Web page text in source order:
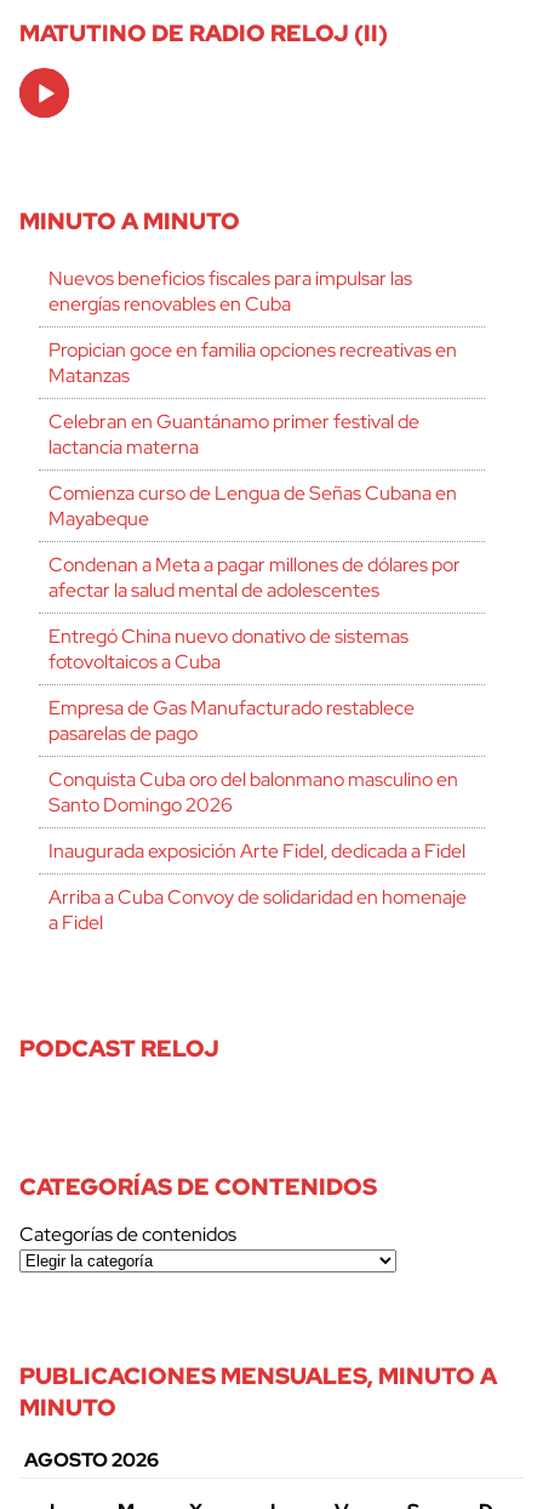
MATUTINO DE RADIO RELOJ (II)
Audio
Player
MINUTO A MINUTO
Nuevos beneficios fiscales para impulsar las
energías renovables en Cuba
Propician goce en familia opciones recreativas en
Matanzas
Celebran en Guantánamo primer festival de
lactancia materna
Comienza curso de Lengua de Señas Cubana en
Mayabeque
Condenan a Meta a pagar millones de dólares por
afectar la salud mental de adolescentes
Entregó China nuevo donativo de sistemas
fotovoltaicos a Cuba
Empresa de Gas Manufacturado restablece
pasarelas de pago
Conquista Cuba oro del balonmano masculino en
Santo Domingo 2026
Inaugurada exposición Arte Fidel, dedicada a Fidel
Arriba a Cuba Convoy de solidaridad en homenaje
a Fidel
PODCAST RELOJ
CATEGORÍAS DE CONTENIDOS
Categorías de contenidos
PUBLICACIONES MENSUALES, MINUTO A
MINUTO
AGOSTO 2026